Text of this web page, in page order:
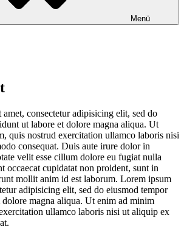
Menü
consectetur adipisicing elit, sed do
ut labore et dolore magna aliqua. Ut
quis nostrud exercitation ullamco laboris nisi
consequat. Duis aute irure dolor in
velit esse cillum dolore eu fugiat nulla
occaecat cupidatat non proident, sunt in
mollit anim id est laborum. Lorem ipsum
adipisicing elit, sed do eiusmod tempor
magna aliqua. Ut enim ad minim
ullamco laboris nisi ut aliquip ex